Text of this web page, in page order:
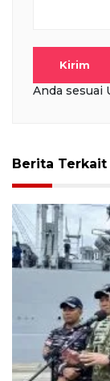
Kirim
Anda sesuai
Berita Terkait